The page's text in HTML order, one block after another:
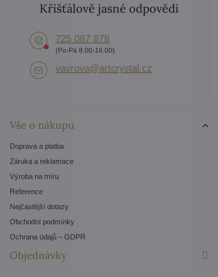
Vše o nákupu
Doprava a platba
Záruka a reklamace
Výroba na míru
Reference
Nejčastější dotazy
Obchodní podmínky
Ochrana údajů – GDPR
Objednávky
Křišťálově jasné odpovědi
725 087 878​
(Po-Pá 8:00-16:00)
vavrova​@artcrystal​.cz